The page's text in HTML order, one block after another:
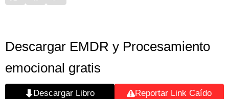
Descargar EMDR y Procesamiento
emocional gratis
Descargar Libro Reportar Link Caído